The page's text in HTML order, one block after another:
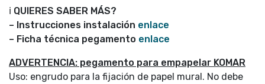
ℹ QUIERES SABER MÁS?
– Instrucciones instalación enlace
– Ficha técnica pegamento enlace
ADVERTENCIA: pegamento para empapelar KOMAR
Uso: engrudo para la fijación de papel mural. No debe